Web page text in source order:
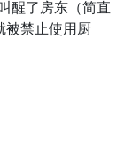
醒了房东（简直
禁止使用厨